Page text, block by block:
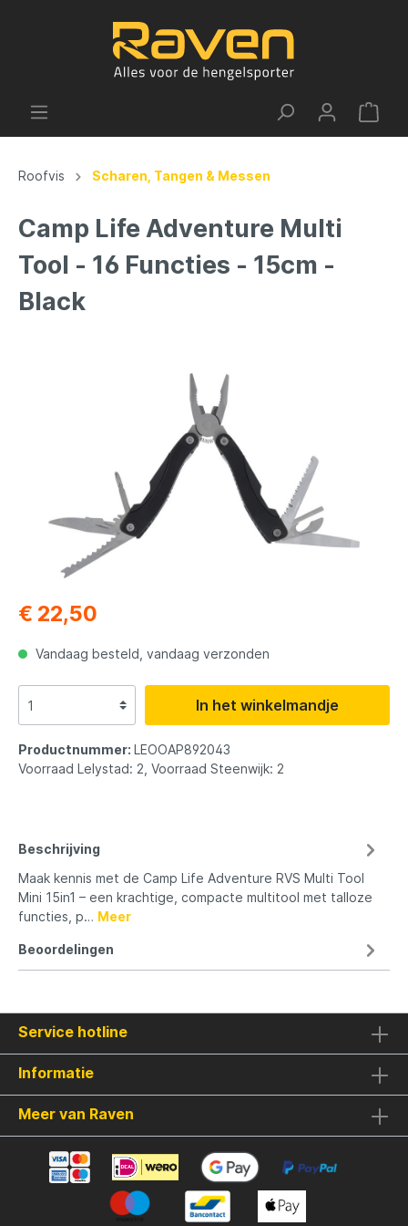
Roofvis Scharen, Tangen & Messen
Camp Life Adventure Multi
Tool - 16 Functies - 15cm -
Black
€ 22,50
Vandaag besteld, vandaag verzonden
In het winkelmandje
Productnummer: LEOOAP892043
Voorraad Lelystad: 2, Voorraad Steenwijk: 2
Beschrijving
Maak kennis met de Camp Life Adventure RVS Multi Tool
Mini 15in1 – een krachtige, compacte multitool met talloze
functies, p… Meer
Beoordelingen
Service hotline
Informatie
Meer van Raven